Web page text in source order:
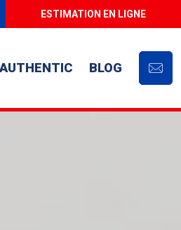
ESTIMATION EN LIGNE
BLOG